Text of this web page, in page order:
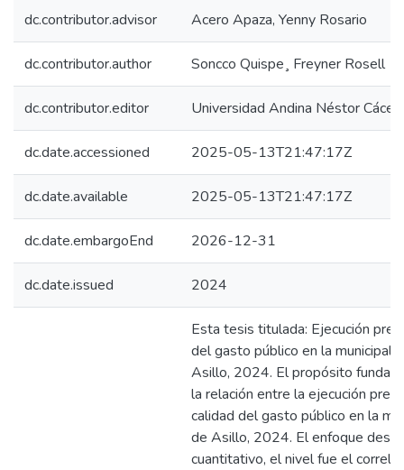
dc.contributor.advisor Acero Apaza, Yenny Rosario
dc.contributor.author Soncco Quispe¸ Freyner Rosell
dc.contributor.editor Universidad Andina Néstor
dc.date.accessioned 2025-05-13T21:47:17Z
dc.date.available 2025-05-13T21:47:17Z
dc.date.embargoEnd 2026-12-31
dc.date.issued 2024
Esta tesis titulada: Ejecución
del gasto público en la
Asillo, 2024. El propósito
la relación entre la ejecución
calidad del gasto público en la
de Asillo, 2024. El enfoque
cuantitativo, el nivel fue el